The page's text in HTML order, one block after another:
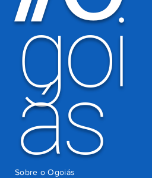
goi
ás
Sobre o Ogoiás